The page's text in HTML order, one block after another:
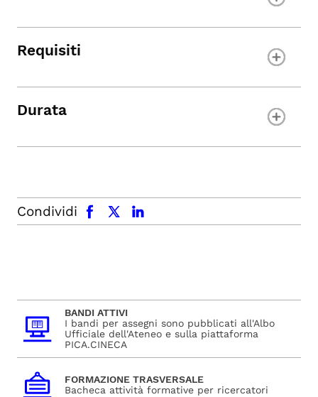
Requisiti
Durata
Condividi
facebook x.com linkedin
BANDI ATTIVI
I bandi per assegni sono pubblicati all'Albo
Ufficiale dell'Ateneo e sulla piattaforma
PICA.CINECA
FORMAZIONE TRASVERSALE
Bacheca attività formative per ricercatori